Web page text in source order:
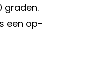
graden.
een op-